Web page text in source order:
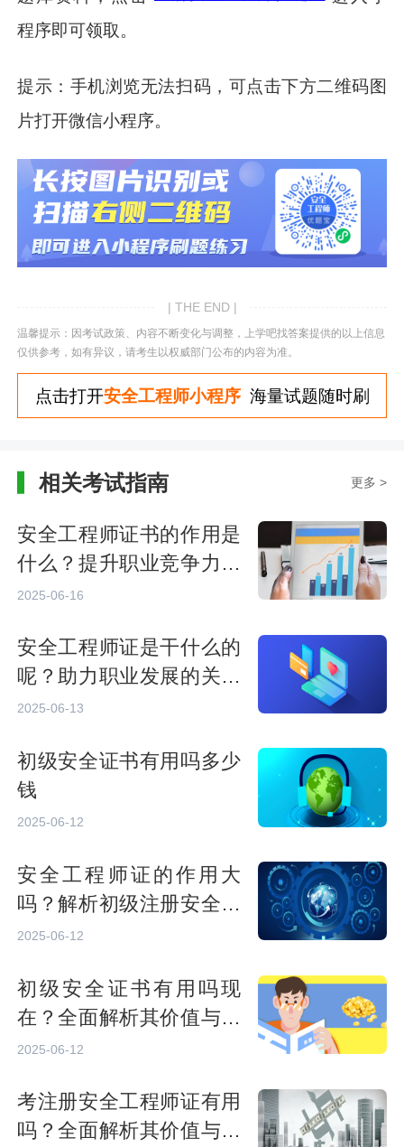
程序即可领取。
提示：手机浏览无法扫码，可点击下方二维码图
片打开微信小程序。
| THE END |
温馨提示：因考试政策、内容不断变化与调整，上学吧找答案提供的以上信息
仅供参考，如有异议，请考生以权威部门公布的内容为准。
点击打开安全工程师小程序海量试题随时刷
相关考试指南 更多 >
安全工程师证书的作用是
什么？提升职业竞争力与
发展前景
2025-06-16
安全工程师证是干什么的
呢？助力职业发展的关键
认证
2025-06-13
初级安全证书有用吗多少
钱
2025-06-12
安全工程师证的作用大
吗？解析初级注册安全工
程师的职业价值与发展前
2025-06-12
初级安全证书有用吗现
在？全面解析其价值与前
景
2025-06-12
考注册安全工程师证有用
吗？全面解析其价值与前